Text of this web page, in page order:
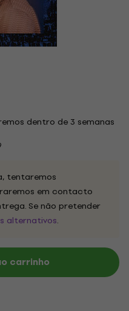
dentro de 3 semanas
tentaremos
em contacto
Se não pretender
alternativos.
carrinho